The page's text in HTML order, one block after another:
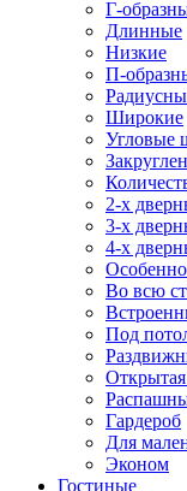
Г-
Длинные
Низкие
П-
Широкие
Угловые
2-х
3-х
4-х
Во всю
Под
Гардероб
Для
Эконом
Гостиные